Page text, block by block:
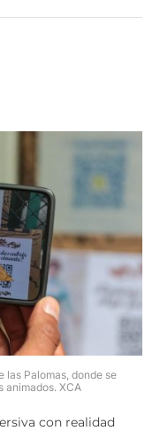
las Palomas, donde se
animados. XCA
con realidad